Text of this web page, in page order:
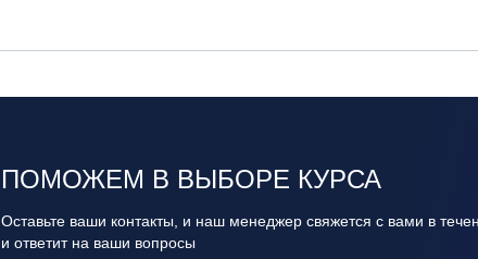
ПОМОЖЕМ В ВЫБОРЕ КУРСА
Оставьте ваши контакты, и наш менеджер свяжется с вами в
и ответит на ваши вопросы